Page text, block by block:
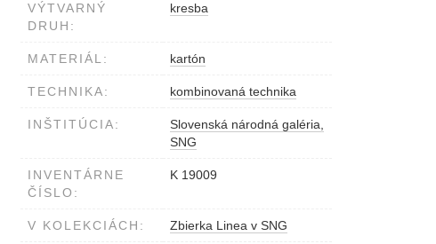
VÝTVARNÝ
DRUH:
kresba
MATERIÁL: kartón
TECHNIKA: kombinovaná technika
INŠTITÚCIA:
Slovenská národná galéria,
SNG
INVENTÁRNE
ČÍSLO:
K 19009
V KOLEKCIÁCH: Zbierka Linea v SNG